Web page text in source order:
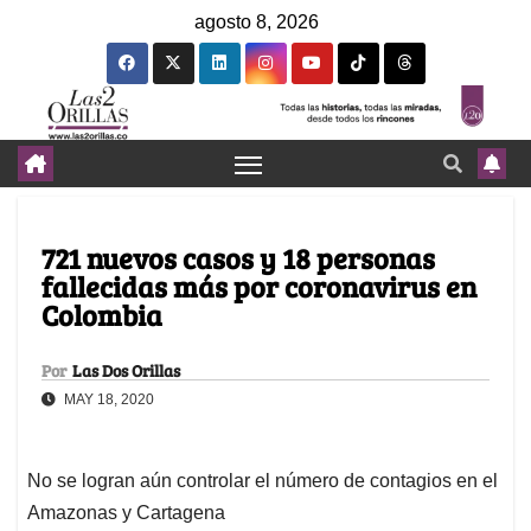
agosto 8, 2026
721 nuevos casos y 18 personas
fallecidas más por coronavirus en
Colombia
Por Las Dos Orillas
MAY 18, 2020
No se logran aún controlar el número de contagios en el
Amazonas y Cartagena